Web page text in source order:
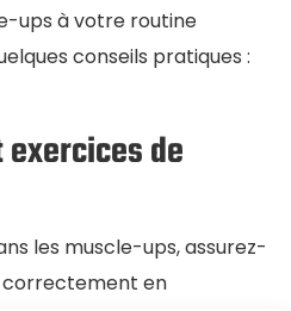
ups à votre routine
conseils pratiques :
de
les muscle-ups, assurez-
correctement en